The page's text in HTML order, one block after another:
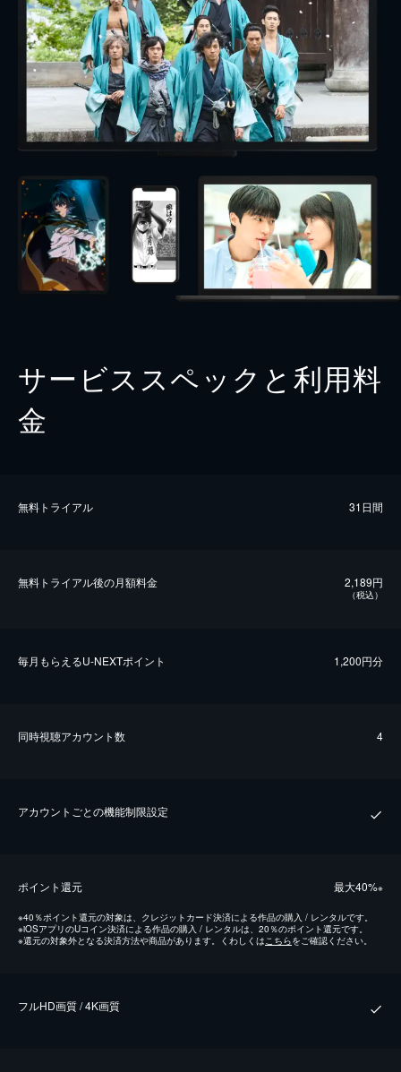
サービススペックと利用料
金
無料トライアル 31日間
無料トライアル後の⽉額料金 2,189円
（税込）
毎⽉もらえるU-NEXTポイント 1,200円分
同時視聴アカウント数 4
アカウントごとの機能制限設定
ポイント還元 最⼤40%※
※40％ポイント還元の対象は、クレジットカード決済による作品の購入 / レンタルです。
※iOSアプリのUコイン決済による作品の購入 / レンタルは、20％のポイント還元です。
※還元の対象外となる決済方法や商品があります。くわしくはこちらをご確認ください。
フルHD画質 / 4K画質